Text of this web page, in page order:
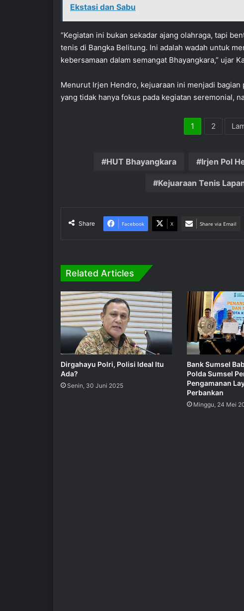
Ekstasi dan Sabu
“Kegiatan ini bukan sekadar ajang olahraga, tapi
tenis di Bangka Belitung. Ini adalah wadah untuk
kebersamaan dalam semangat Bhayangkara,” ujar
Menurut Irjen Hendro, kejuaraan ini menjadi
yang tidak hanya fokus pada kegiatan seremonial,
1 2
HUT Bhayangkara Irjen Pol
Kejuaraan Tenis
Share Facebook X Share via Email
Related Articles
Dirgahayu Polri, Polisi Ideal Itu
Ada?
Senin, 30 Juni 2025
Bank Sumsel
Polda Sumsel
Pengamanan
Perbankan
Minggu, 24 Mei